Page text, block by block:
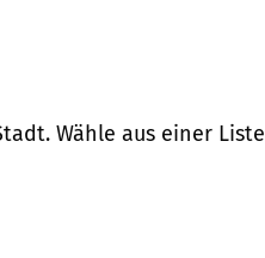
Wähle aus einer Liste